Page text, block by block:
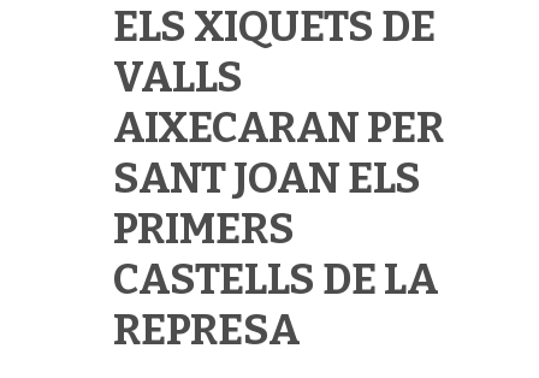
ELS XIQUETS DE
VALLS
AIXECARAN PER
SANT JOAN ELS
PRIMERS
CASTELLS DE LA
REPRESA